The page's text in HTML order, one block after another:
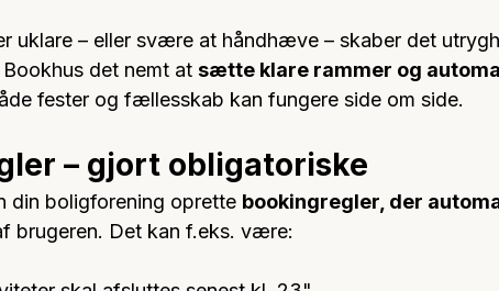
uklare – eller svære at håndhæve – skaber det
det nemt at sætte klare rammer og
fester og fællesskab kan fungere side om side.
– gjort obligatoriske
din boligforening oprette bookingregler, der
brugeren. Det kan f.eks. være: